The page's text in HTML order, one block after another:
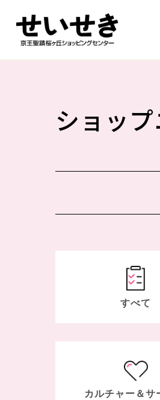
ショッ
すべて
カルチャー＆サ